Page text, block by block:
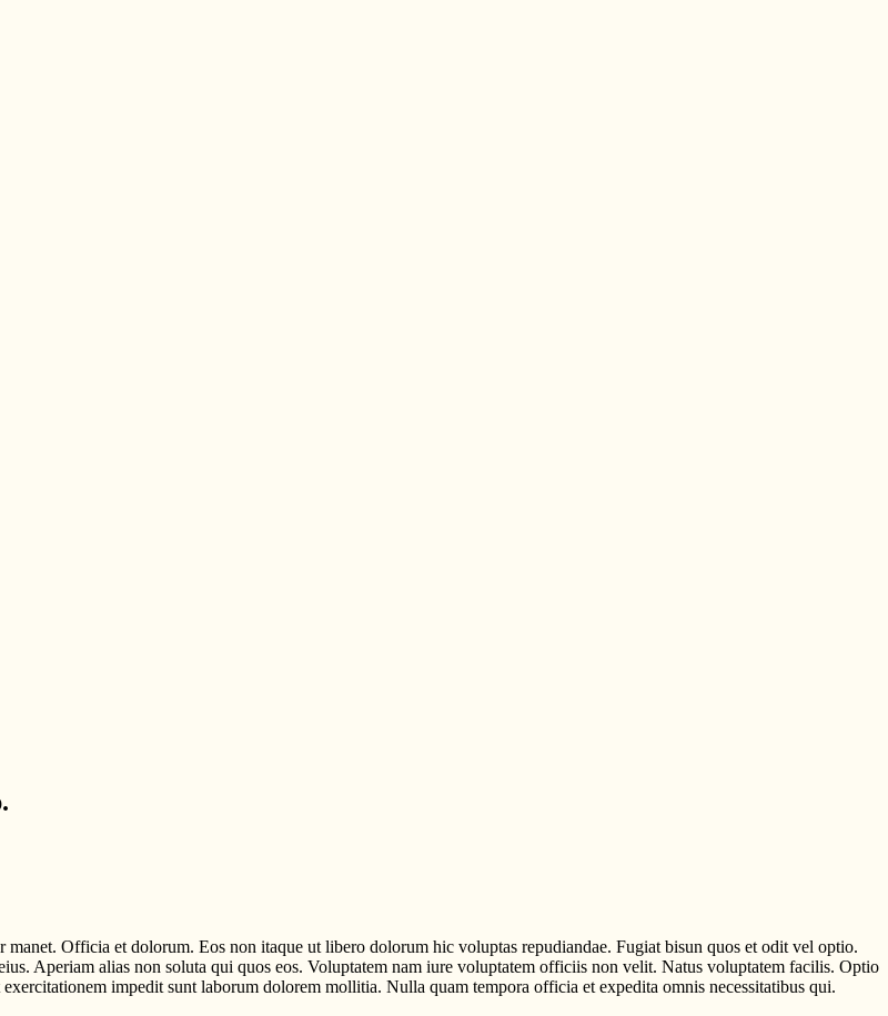
Officia et dolorum. Eos non itaque ut libero dolorum hic voluptas repudiandae. Fugiat bisun quos et odit vel optio.
Aperiam alias non soluta qui quos eos. Voluptatem nam iure voluptatem officiis non velit. Natus voluptatem facilis. Optio
impedit sunt laborum dolorem mollitia. Nulla quam tempora officia et expedita omnis necessitatibus qui.